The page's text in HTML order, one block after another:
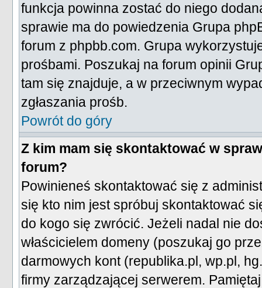
funkcja powinna zostać do niego
sprawie ma do powiedzenia Grupa
forum z phpbb.com. Grupa
prośbami. Poszukaj na forum opinii
tam się znajduje, a w przeciwnym
zgłaszania prośb.
Powrót do góry
Z kim mam się skontaktować w
forum?
Powinieneś skontaktować się z
się kto nim jest spróbuj skontaktować
do kogo się zwrócić. Jeżeli nadal nie
właścicielem domeny (poszukaj go
darmowych kont (republika.pl, wp.pl,
firmy zarządzającej serwerem.